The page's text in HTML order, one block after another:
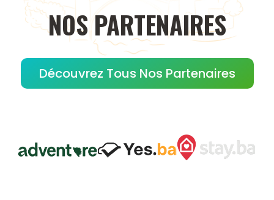
NOS PARTENAIRES
Découvrez Tous Nos Partenaires